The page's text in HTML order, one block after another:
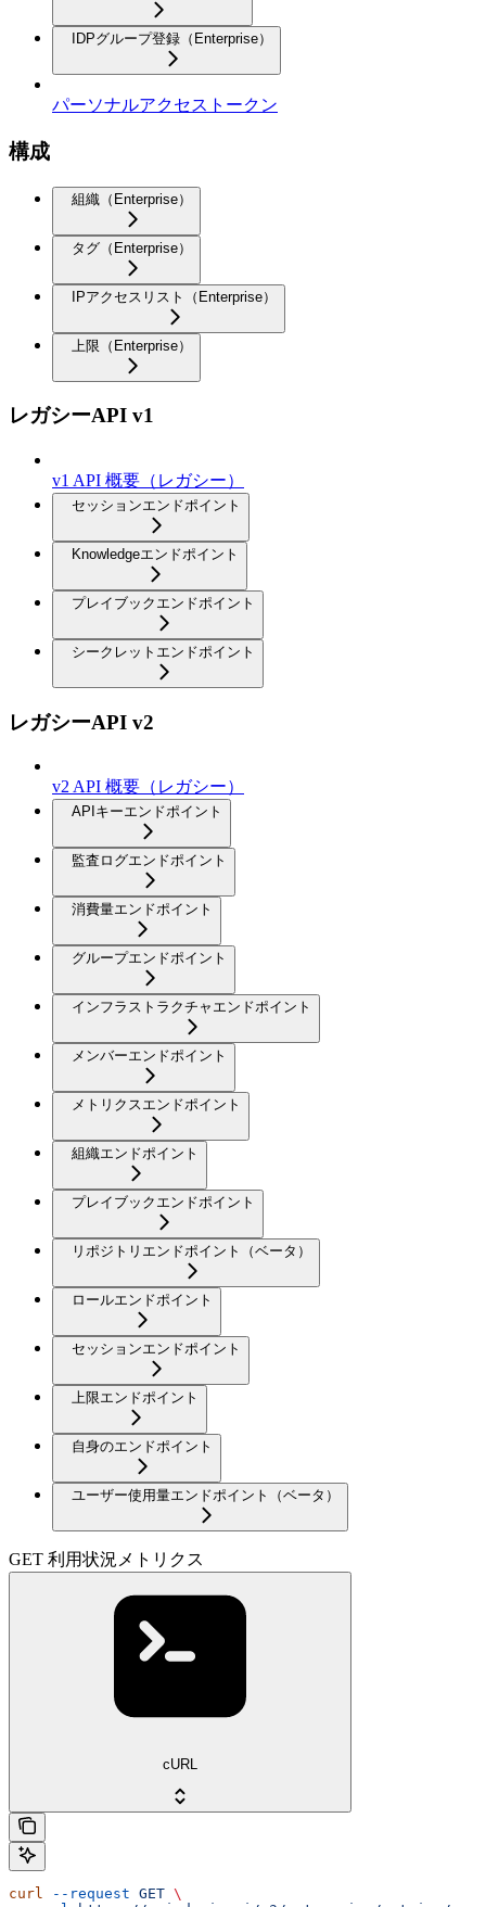
IDPグループ登録（Enterprise）
パーソナルアクセストークン
構成
組織（Enterprise）
タグ（Enterprise）
IPアクセスリスト（Enterprise）
上限（Enterprise）
レガシーAPI v1
v1 API 概要（レガシー）
セッションエンドポイント
Knowledgeエンドポイント
プレイブックエンドポイント
シークレットエンドポイント
レガシーAPI v2
v2 API 概要（レガシー）
APIキーエンドポイント
監査ログエンドポイント
消費量エンドポイント
グループエンドポイント
インフラストラクチャエンドポイント
メンバーエンドポイント
メトリクスエンドポイント
組織エンドポイント
プレイブックエンドポイント
リポジトリエンドポイント（ベータ）
ロールエンドポイント
セッションエンドポイント
上限エンドポイント
自身のエンドポイント
ユーザー使用量エンドポイント（ベータ）
GET 利用状況メトリクス
cURL
curl --request GET \